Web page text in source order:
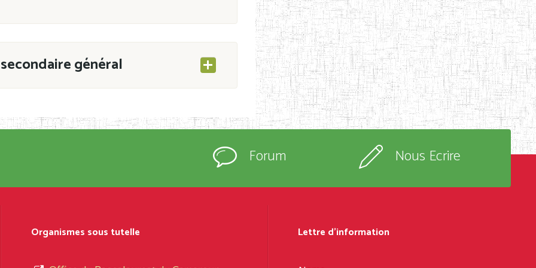
général
CAB du 21 mars 2011 portant ouverture
immatriculés et inscrits au
Forum Nous Ecrire
Organismes sous tutelle Lettre d'information